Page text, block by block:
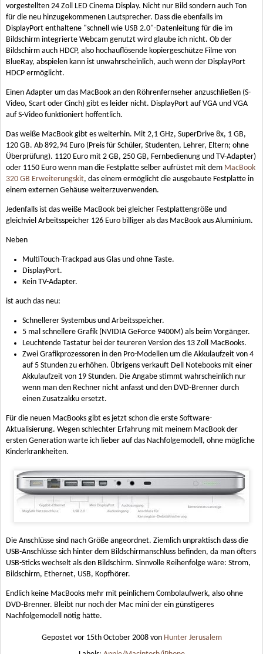
vorgestellten 24 Zoll LED Cinema Display. Nicht nur Bild sondern auch Ton
für die neu hinzugekommenen Lautsprecher. Dass die ebenfalls im
DisplayPort enthaltene "schnell wie USB 2.0"-Datenleitung für die im
Bildschirm integrierte Webcam genutzt wird glaube ich nicht. Ob der
Bildschirm auch HDCP, also hochauflösende kopiergeschütze Filme von
BlueRay, abspielen kann ist unwahrscheinlich, auch wenn der DisplayPort
HDCP ermöglicht.
Einen Adapter um das MacBook an den Röhrenfernseher anzuschließen (S-
Video, Scart oder Cinch) gibt es leider nicht. DisplayPort auf VGA und VGA
auf S-Video funktioniert hoffentlich.
Das weiße MacBook gibt es weiterhin. Mit 2,1 GHz, SuperDrive 8x, 1 GB,
120 GB. Ab 892,94 Euro (Preis für Schüler, Studenten, Lehrer, Eltern; ohne
Überprüfung). 1120 Euro mit 2 GB, 250 GB, Fernbedienung und TV-Adapter)
oder 1150 Euro wenn man die Festplatte selber aufrüstet mit dem MacBook
320 GB Erweiterungskit, das einem ermöglicht die ausgebaute Festplatte in
einem externen Gehäuse weiterzuverwenden.
Jedenfalls ist das weiße MacBook bei gleicher Festplattengröße und
gleichviel Arbeitsspeicher 126 Euro billiger als das MacBook aus Aluminium.
Neben
MultiTouch-Trackpad aus Glas und ohne Taste.
DisplayPort.
Kein TV-Adapter.
ist auch das neu:
Schnellerer Systembus und Arbeitsspeicher.
5 mal schnellere Grafik (NVIDIA GeForce 9400M) als beim Vorgänger.
Leuchtende Tastatur bei der teureren Version des 13 Zoll MacBooks.
Zwei Grafikprozessoren in den Pro-Modellen um die Akkulaufzeit von 4
auf 5 Stunden zu erhöhen. Übrigens verkauft Dell Notebooks mit einer
Akkulaufzeit von 19 Stunden. Die Angabe stimmt wahrscheinlich nur
wenn man den Rechner nicht anfasst und den DVD-Brenner durch
einen Zusatzakku ersetzt.
Für die neuen MacBooks gibt es jetzt schon die erste Software-
Aktualisierung. Wegen schlechter Erfahrung mit meinem MacBook der
ersten Generation warte ich lieber auf das Nachfolgemodell, ohne mögliche
Kinderkrankheiten.
Die Anschlüsse sind nach Größe angeordnet. Ziemlich unpraktisch dass die
USB-Anschlüsse sich hinter dem Bildschirmanschluss befinden, da man öfters
USB-Sticks wechselt als den Bildschirm. Sinnvolle Reihenfolge wäre: Strom,
Bildschirm, Ethernet, USB, Kopfhörer.
Endlich keine MacBooks mehr mit peinlichem Combolaufwerk, also ohne
DVD-Brenner. Bleibt nur noch der Mac mini der ein günstigeres
Nachfolgemodell nötig hätte.
Gepostet vor 15th October 2008von Hunter Jerusalem